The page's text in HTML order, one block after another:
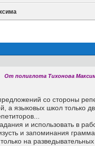
От полиглота Тихонова
со стороны
а языковых школ только
и использовать в
и запоминания
на разведывательных